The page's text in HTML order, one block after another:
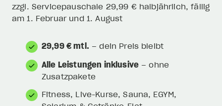
zzgl. Servicepauschale 29,99 € halbjährlich, fällig
am 1. Februar und 1. August
29,99 € mtl. – dein Preis bleibt
Alle Leistungen inklusive – ohne
Zusatzpakete
Fitness, Live-Kurse, Sauna, EGYM,